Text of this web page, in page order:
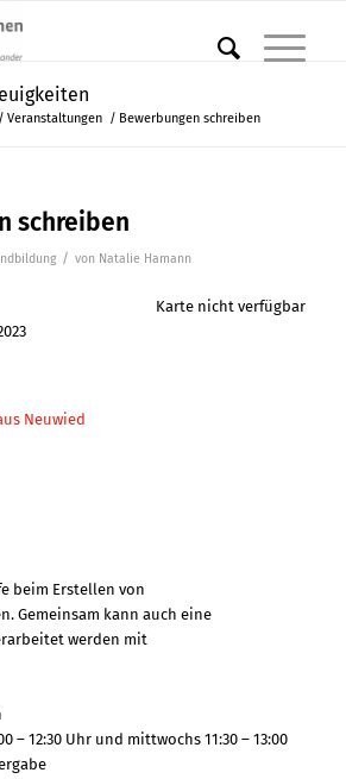
/ Veranstaltungen / Bewerbungen schreiben
schreiben
/ von Natalie Hamann
Karte nicht verfügbar
Neuwied
beim Erstellen von
Gemeinsam kann auch eine
werden mit
– 12:30 Uhr und mittwochs 11:30 – 13:00